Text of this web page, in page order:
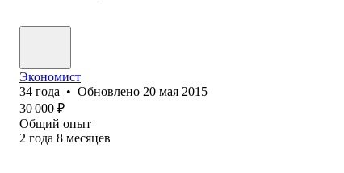
Экономист
34 года • Обновлено 20 мая 2015
30 000 ₽
Общий опыт
2 года 8 месяцев